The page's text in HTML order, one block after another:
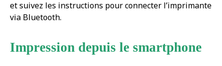
et suivez les instructions pour connecter l’imprimante
via Bluetooth.
Impression depuis le smartphone